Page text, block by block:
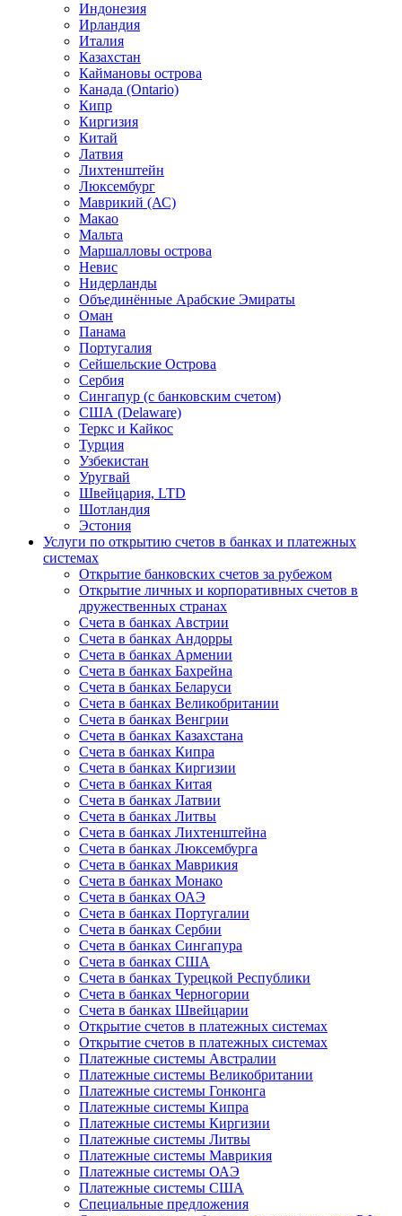
Индонезия
Ирландия
Италия
Казахстан
Каймановы острова
Канада (Ontario)
Кипр
Киргизия
Китай
Латвия
Лихтенштейн
Люксембург
Маврикий (АС)
Макао
Мальта
Маршалловы острова
Нeвис
Нидерланды
Объединённые Арабские Эмираты
Оман
Панама
Португалия
Сейшельские Острова
Сербия
Сингапур (c банковским счетом)
США (Delaware)
Теркс и Кайкос
Турция
Узбекистан
Уругвай
Швейцария, LTD
Шотландия
Эстония
Услуги по открытию счетов в банках и платежных
системах
Открытие банковских счетов за рубежом
Открытие личных и корпоративных счетов в
дружественных странах
Счета в банках Австрии
Счета в банках Андорры
Счета в банках Армении
Счета в банках Бахрейна
Счета в банках Беларуси
Счета в банках Великобритании
Счета в банках Венгрии
Счета в банках Казахстана
Счета в банках Кипра
Счета в банках Киргизии
Счета в банках Китая
Счета в банках Латвии
Счета в банках Литвы
Счета в банках Лихтенштейна
Счета в банках Люксембурга
Счета в банках Маврикия
Счета в банках Монако
Счета в банках ОАЭ
Счета в банках Португалии
Счета в банках Сербии
Счета в банках Сингапура
Счета в банках США
Счета в банках Турецкой Республики
Счета в банках Черногории
Счета в банках Швейцарии
Открытие счетов в платежных системах
Открытие счетов в платежных системах
Платежные системы Австралии
Платежные системы Великобритании
Платежные системы Гонконга
Платежные системы Кипра
Платежные системы Киргизии
Платежные системы Литвы
Платежные системы Маврикия
Платежные системы ОАЭ
Платежные системы США
Специальные предложения